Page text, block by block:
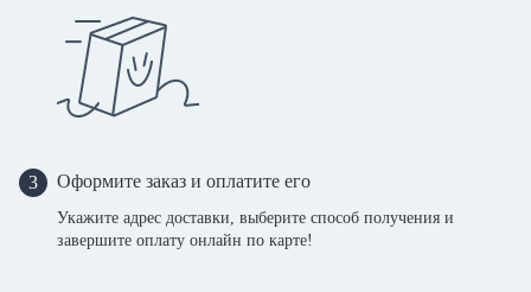
3 Оформите заказ и оплатите его
Укажите адрес доставки, выберите способ получения и
завершите оплату онлайн по карте!